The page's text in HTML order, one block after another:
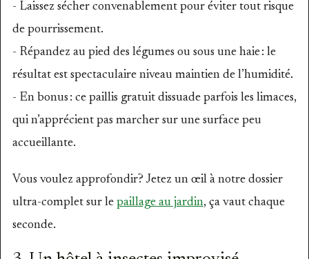
- Laissez sécher convenablement pour éviter tout risque
de pourrissement.
- Répandez au pied des légumes ou sous une haie : le
résultat est spectaculaire niveau maintien de l’humidité.
- En bonus : ce paillis gratuit dissuade parfois les limaces,
qui n’apprécient pas marcher sur une surface peu
accueillante.
Vous voulez approfondir? Jetez un œil à notre dossier
ultra-complet sur le paillage au jardin, ça vaut chaque
seconde.